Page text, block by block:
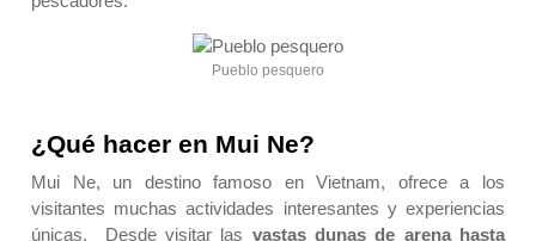
Pueblo pesquero
¿Qué hacer en Mui Ne?
Mui Ne, un destino famoso en Vietnam, ofrece a los
visitantes muchas actividades interesantes y experiencias
únicas. Desde visitar las vastas dunas de arena hasta